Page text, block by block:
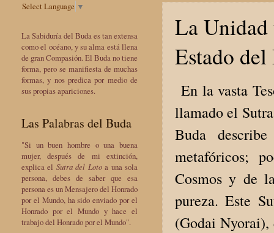
La Unidad
Estado
En la vasta
llamado el
Buda
metafóricos;
Cosmos y de
pureza. Este
(Godai Nyorai),
Select Language ▼
La Sabiduría del Buda es tan extensa
como el océano, y su alma está llena
de gran Compasión. El Buda no tiene
forma, pero se manifiesta de muchas
formas, y nos predica por medio de
sus propias apariciones.
Las Palabras del Buda
"Si un buen hombre o una buena
mujer, después de mi extinción,
explica el Sutra del Lotoa una sola
persona, debes de saber que esa
persona es un Mensajero del Honrado
por el Mundo, ha sido enviado por el
Honrado por el Mundo y hace el
trabajo del Honrado por el Mundo".